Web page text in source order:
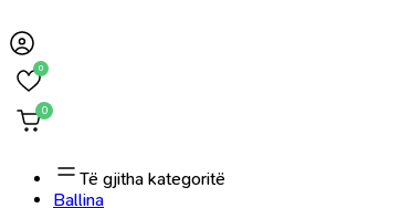
0
0
Të gjitha kategoritë
Ballina